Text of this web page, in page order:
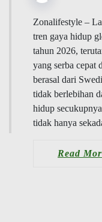
Zonalifestyle –
tren gaya hidup
tahun 2026,
yang serba cepat
berasal dari
tidak berlebihan
hidup
tidak hanya
Read